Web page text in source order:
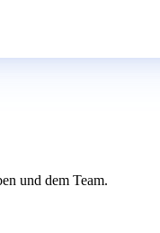
und dem Team.